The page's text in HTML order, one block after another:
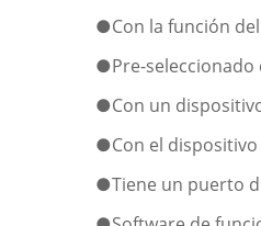
●Con la función
●Pre-seleccionado
●Con un
●Con el
●Tiene un puerto